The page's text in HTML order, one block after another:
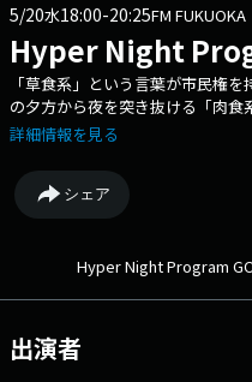
5/20水18:00-20:25FM FUKUOKA
Hyper Night
「草食系」という言葉が市民権
の夕方から夜を突き抜ける「肉
ミュージックにのせて、O＝オリ
ます。 ▽18:03〜 【
TODAY'S ローカル REPORT 】
ニュースをそのご当地の方言で
▽18:18〜 【 Today's GOW!! 】
さんの晩ご飯のメニューや得意
の話などを紹介。 ▽19:06〜
詳細情報を見る
シェア
Hyper Night Program
出演者